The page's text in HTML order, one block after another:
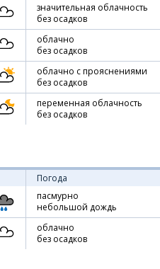
значительная облачность
без осадков
облачно
без осадков
облачно с прояснениями
без осадков
переменная облачность
без осадков
Погода
пасмурно
небольшой дождь
облачно
без осадков